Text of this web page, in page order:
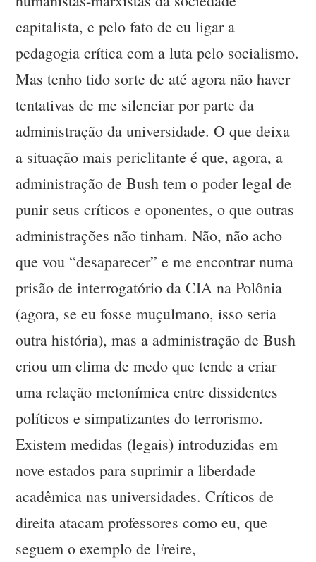
capitalista, e pelo fato de eu ligar a
pedagogia crítica com a luta pelo socialismo.
Mas tenho tido sorte de até agora não haver
tentativas de me silenciar por parte da
administração da universidade. O que deixa
a situação mais periclitante é que, agora, a
administração de Bush tem o poder legal de
punir seus críticos e oponentes, o que outras
administrações não tinham. Não, não acho
que vou “desaparecer” e me encontrar numa
prisão de interrogatório da CIA na Polônia
(agora, se eu fosse muçulmano, isso seria
outra história), mas a administração de Bush
criou um clima de medo que tende a criar
uma relação metonímica entre dissidentes
políticos e simpatizantes do terrorismo.
Existem medidas (legais) introduzidas em
nove estados para suprimir a liberdade
acadêmica nas universidades. Críticos de
direita atacam professores como eu, que
seguem o exemplo de Freire,